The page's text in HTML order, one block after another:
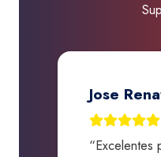
Jose
“Excelentes